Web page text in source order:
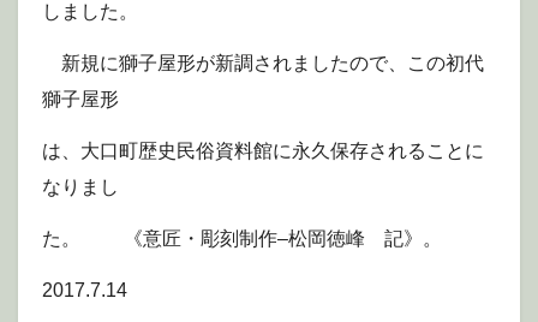
しました。
新規に獅子屋形が新調されましたので、この初代
獅子屋形
は、大口町歴史民俗資料館に永久保存されることに
なりまし
た。 《意匠・彫刻制作–松岡徳峰 記》。
2017.7.14